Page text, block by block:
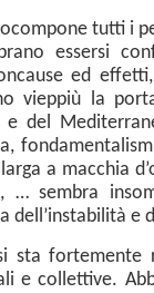
tutti i
essersi
ed
vieppiù la
del
a macchia
… sembra
dell’instabilità e
sta fortemente
e collettive.